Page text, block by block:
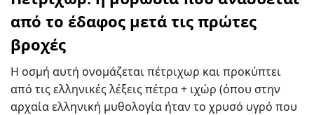
από το έδαφος μετά τις πρώτες
βροχές
Η οσμή αυτή ονομάζεται πέτριχωρ και προκύπτει
από τις ελληνικές λέξεις πέτρα + ιχώρ (όπου στην
αρχαία ελληνική μυθολογία ήταν το χρυσό υγρό που